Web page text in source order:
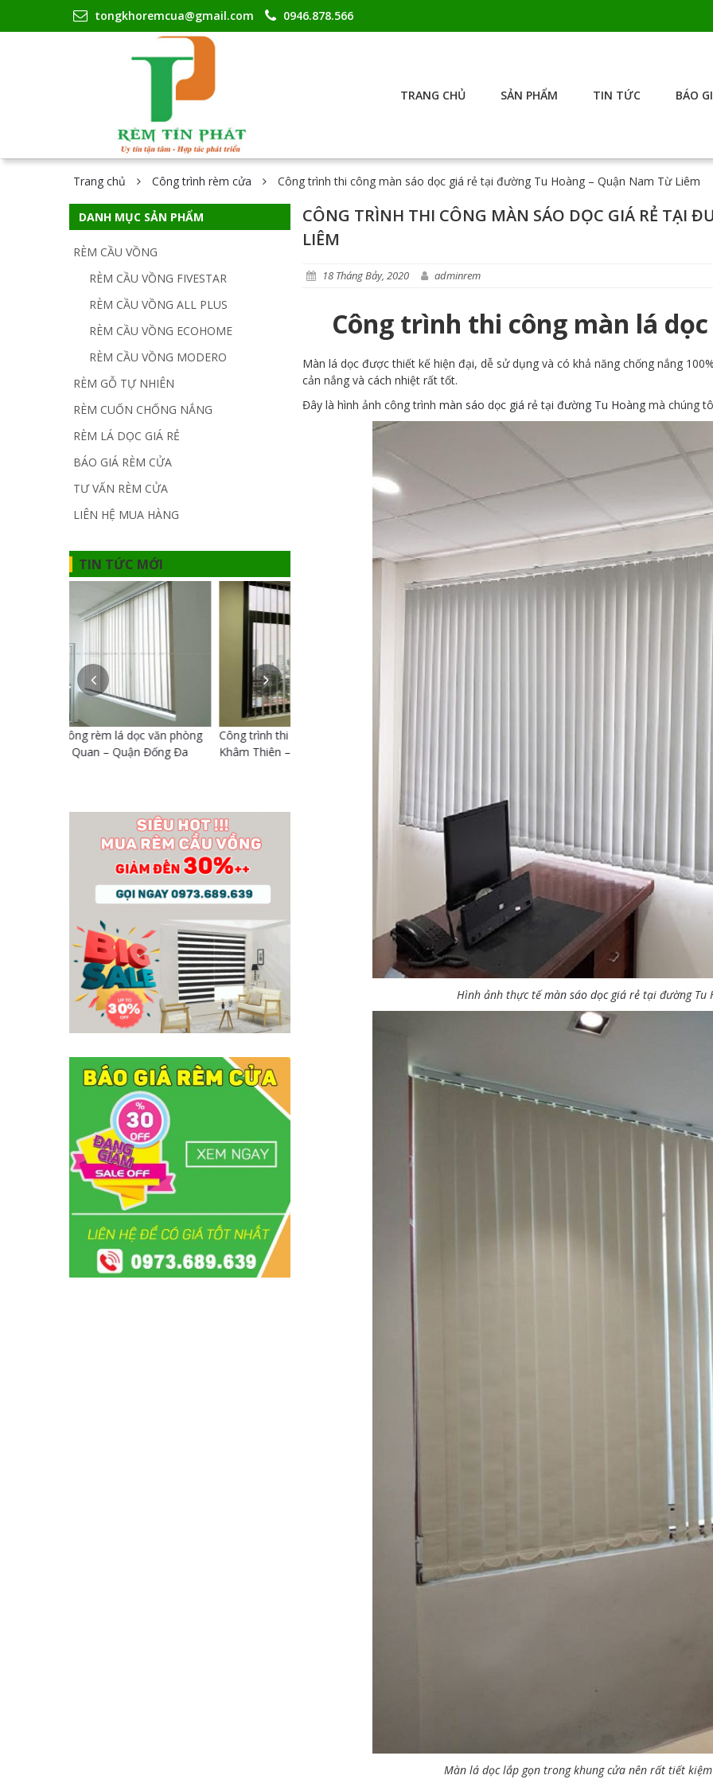
tongkhoremcua@gmail.com 0946.878.566
TRANG CHỦ SẢN PHẨM TIN TỨC BÁO
Trang chủ Công trình rèm cửa Công trình thi công màn sáo dọc giá rẻ tại đường Tu Hoàng – Quận Nam Từ Liêm
CÔNG TRÌNH THI CÔNG MÀN SÁO DỌC GIÁ RẺ TẠI
LIÊM
18 Tháng Bảy, 2020 adminrem
Công trình thi công màn lá
Màn lá dọc được thiết kế hiện đại, dễ sử dụng và có khả năng chống nắng
cản nắng và cách nhiệt rất tốt.
Đây là hình ảnh công trình màn sáo dọc giá rẻ tại đường Tu Hoàngmà chúng
Hình ảnh thực tếmàn sáo dọc giá rẻtại đường Tu
Màn lá dọc lắp gọn trong khung cửa nên rất tiết
DANH MỤC SẢN PHẨM
RÈM CẦU VỒNG
RÈM CẦU VỒNG FIVESTAR
RÈM CẦU VỒNG ALL PLUS
RÈM CẦU VỒNG ECOHOME
RÈM CẦU VỒNG MODERO
RÈM GỖ TỰ NHIÊN
RÈM CUỐN CHỐNG NẮNG
RÈM LÁ DỌC GIÁ RẺ
BÁO GIÁ RÈM CỬA
TƯ VẤN RÈM CỬA
LIÊN HỆ MUA HÀNG
TIN TỨC MỚI
Công trình thi công rnhà chị Thuận phường
Khâm Thiên – Quận Đống Đa